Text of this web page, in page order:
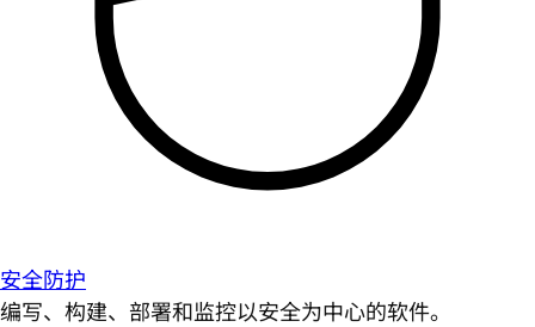
安全防护
编写、构建、部署和监控以安全为中心的软件。